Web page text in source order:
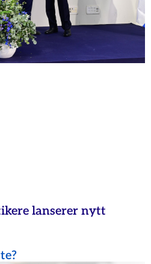
lanserer nytt